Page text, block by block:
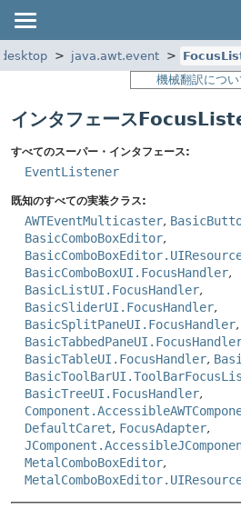
java.awt.event
機械翻訳につい
インタフェース
すべてのスーパー・インタフェース:
EventListener
既知のすべての実装クラス:
AWTEventMulticaster,
BasicComboBoxEditor,
BasicComboBoxUI.FocusHandler,
BasicListUI.FocusHandler,
BasicSliderUI.FocusHandler,
BasicSplitPaneUI.FocusHandler,
BasicTableUI.FocusHandler,
BasicTreeUI.FocusHandler,
DefaultCaret, FocusAdapter,
MetalComboBoxEditor,